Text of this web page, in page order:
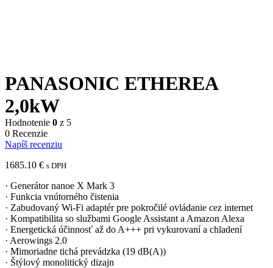
PANASONIC ETHEREA
2,0kW
Hodnotenie 0 z 5
0 Recenzie
Napíš recenziu
1685.10 € s DPH
· Generátor nanoe X Mark 3
· Funkcia vnútorného čistenia
· Zabudovaný Wi-Fi adaptér pre pokročilé ovládanie cez internet
· Kompatibilita so službami Google Assistant a Amazon Alexa
· Energetická účinnosť až do A+++ pri vykurovaní a chladení
· Aerowings 2.0
· Mimoriadne tichá prevádzka (19 dB(A))
· Štýlový monolitický dizajn